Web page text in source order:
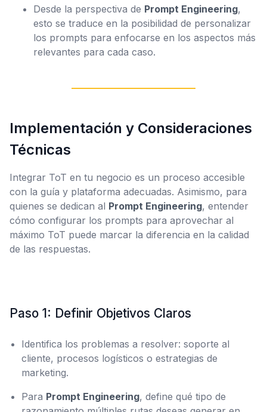
Desde la perspectiva de Prompt Engineering,
esto se traduce en la posibilidad de personalizar
los prompts para enfocarse en los aspectos más
relevantes para cada caso.
Implementación y Consideraciones
Técnicas
Integrar ToT en tu negocio es un proceso accesible
con la guía y plataforma adecuadas. Asimismo, para
quienes se dedican al Prompt Engineering, entender
cómo configurar los prompts para aprovechar al
máximo ToT puede marcar la diferencia en la calidad
de las respuestas.
Paso 1: Definir Objetivos Claros
Identifica los problemas a resolver: soporte al
cliente, procesos logísticos o estrategias de
marketing.
Para Prompt Engineering, define qué tipo de